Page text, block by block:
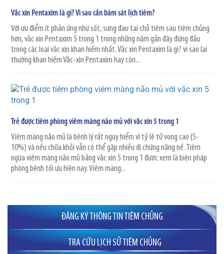
Vắc xin Pentaxim là gì? Vì sao cần bám sát lịch tiêm?
Với ưu điểm ít phản ứng như sốt, sưng đau tại chỗ tiêm sau tiêm chủng
hơn, vắc xin Pentaxim 5 trong 1 trong những năm gần đây đứng đầu
trong các loại vắc xin khan hiếm nhất. Vắc xin Pentaxim là gì? vì sao lại
thường khan hiếm Vắc-xin Pentaxim hay còn...
Trẻ được tiêm phòng viêm màng não mủ với vắc xin 5 trong 1
Viêm màng não mủ là bệnh lý rất nguy hiểm vì tỷ lệ tử vong cao (5-
10%) và nếu chữa khỏi vẫn có thể gặp nhiều di chứng nặng nề. Tiêm
ngừa viêm màng não mủ bằng vắc xin 5 trong 1 được xem là biện pháp
phòng bệnh tối ưu hiện nay. Viêm màng...
ĐĂNG KÝ THÔNG TIN TIÊM CHỦNG
TRA CỨU LỊCH SỬ TIÊM CHỦNG